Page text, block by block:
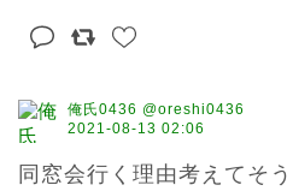
俺氏0436 @oreshi0436
2021-08-13 02:06
同窓会行く理由考えてそう